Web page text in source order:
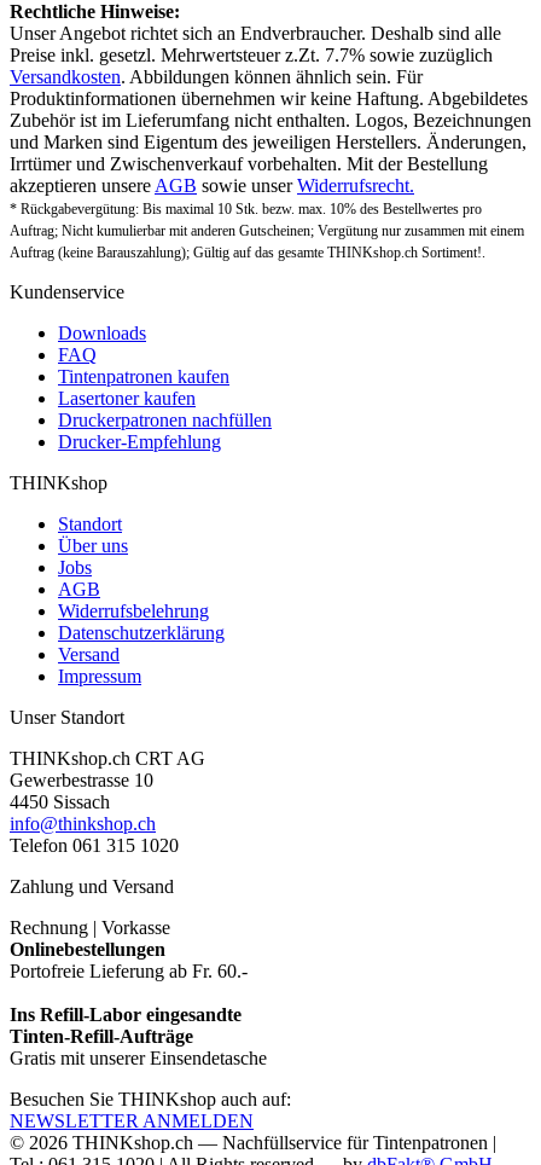
Rechtliche Hinweise:
Unser Angebot richtet sich an Endverbraucher. Deshalb sind alle
Preise inkl. gesetzl. Mehrwertsteuer z.Zt. 7.7% sowie zuzüglich
Versandkosten. Abbildungen können ähnlich sein. Für
Produktinformationen übernehmen wir keine Haftung. Abgebildetes
Zubehör ist im Lieferumfang nicht enthalten. Logos, Bezeichnungen
und Marken sind Eigentum des jeweiligen Herstellers. Änderungen,
Irrtümer und Zwischenverkauf vorbehalten. Mit der Bestellung
akzeptieren unsere AGB sowie unserWiderrufsrecht.
* Rückgabevergütung: Bis maximal 10 Stk. bezw. max. 10% des Bestellwertes pro
Auftrag; Nicht kumulierbar mit anderen Gutscheinen; Vergütung nur zusammen mit einem
Auftrag (keine Barauszahlung); Gültig auf das gesamte THINKshop.ch Sortiment!.
Kundenservice
Downloads
FAQ
Tintenpatronen kaufen
Lasertoner kaufen
Druckerpatronen nachfüllen
Drucker-Empfehlung
THINKshop
Standort
Über uns
Jobs
AGB
Widerrufsbelehrung
Datenschutzerklärung
Versand
Impressum
Unser Standort
THINKshop.ch CRT AG
Gewerbestrasse 10
4450 Sissach
info@thinkshop.ch
Telefon 061 315 1020
Zahlung und Versand
Rechnung | Vorkasse
Onlinebestellungen
Portofreie Lieferung ab Fr. 60.-
Ins Refill-Labor eingesandte
Tinten-Refill-Aufträge
Gratis mit unserer Einsendetasche
Besuchen Sie THINKshop auch auf:
NEWSLETTER ANMELDEN
© 2026 THINKshop.ch — Nachfüllservice fürTintenpatronen |